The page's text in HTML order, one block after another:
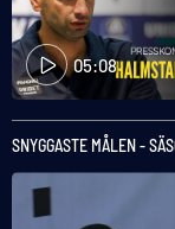
05:08
SNYGGASTE MÅLEN -